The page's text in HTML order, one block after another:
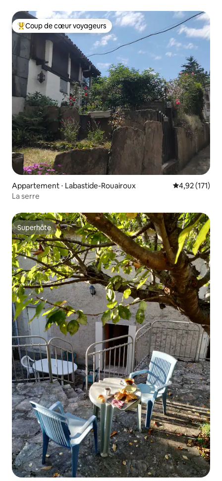
Coups de cœur voyageurs les plus appréciés
Coup de cœur voyageurs
Appartement ⋅ Labastide-Rouairoux Évaluation
4,92 (171)
La serre
Superhôte
Superhôte